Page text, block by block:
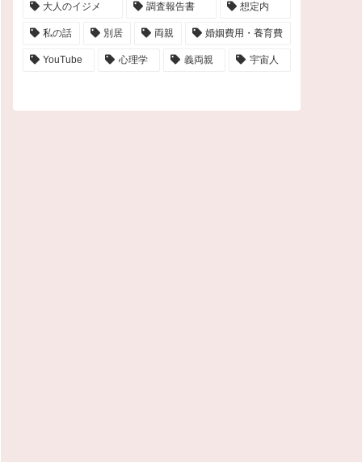
大人のイジメ 調査報告書 想定内
私の話 別居 両親 婚姻費用・養育費
YouTube 心理学 義両親 宇宙人